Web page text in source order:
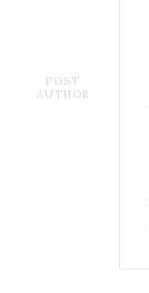
POST
AUTHOR